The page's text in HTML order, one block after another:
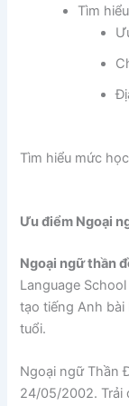
Tìm
Tìm hiểu mức
Ưu điểm Ngoại
Ngoại ngữ thần
Language
tạo tiếng Anh
tuổi.
Ngoại ngữ Thần
24/05/2002. Trải